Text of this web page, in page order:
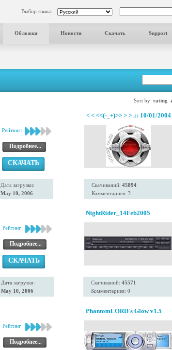
Выбор языка:
Обложки Новости Скачать Support
Sort by: rating
Рейтинг:
Подробнее...
СКАЧАТЬ
Дата загрузки:
May 10, 2006
< < <<(-_+)>> > > .:: 10/01/
Скачиваний: 45894
Комментариев: 3
Рейтинг:
Подробнее...
СКАЧАТЬ
Дата загрузки:
May 10, 2006
NightRider_14Feb2005
Скачиваний: 45571
Комментариев: 0
Рейтинг:
Подробнее...
PhantomLORD´s Glow v1.5